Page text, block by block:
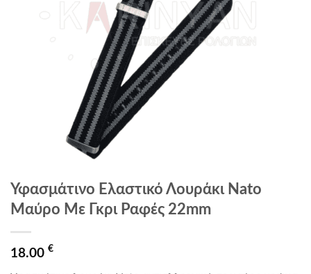
Υφασμάτινο Ελαστικό Λουράκι Nato
Μαύρο Με Γκρι Ραφές 22mm
18.00 €